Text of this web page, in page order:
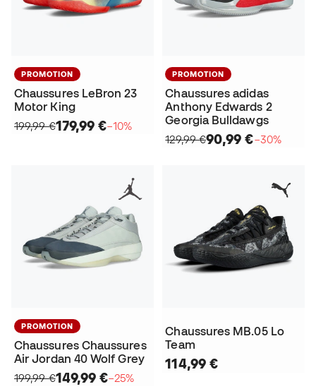
PROMOTION
Chaussures LeBron 23
Motor King
199,99 €179,99 €−10%
PROMOTION
Chaussures adidas
Anthony Edwards 2
Georgia Bulldawgs
129,99 €90,99 €−30%
PROMOTION
Chaussures Chaussures
Air Jordan 40 Wolf Grey
199,99 €149,99 €−25%
Chaussures MB.05 Lo
Team
114,99 €